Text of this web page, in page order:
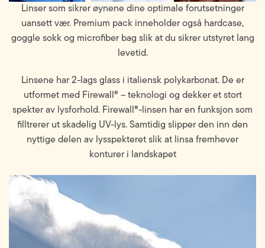
Linser som sikrer øynene dine optimale forutsetninger
uansett vær. Premium pack inneholder også hardcase,
goggle sokk og microfiber bag slik at du sikrer utstyret lang
levetid.
Linsene har 2-lags glass i italiensk polykarbonat. De er
utformet med Firewall® – teknologi og dekker et stort
spekter av lysforhold. Firewall®-linsen har en funksjon som
filltrerer ut skadelig UV-lys. Samtidig slipper den inn den
nyttige delen av lysspekteret slik at linsa fremhever
konturer i landskapet